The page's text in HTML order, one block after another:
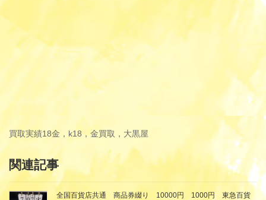
買取実績18金，k18，金買取，大黒屋
関連記事
全国百貨店共通 商品券綴り 10000円 1000円 東急百貨